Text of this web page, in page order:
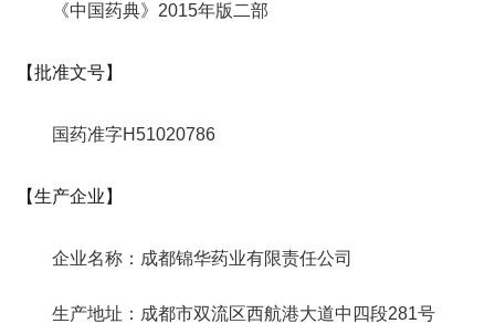
《中国药典》2015年版二部
【批准文号】
国药准字H51020786
【生产企业】
企业名称：成都锦华药业有限责任公司
生产地址：成都市双流区西航港大道中四段281号